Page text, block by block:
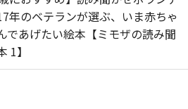
年のベテランが選ぶ、いま赤ちゃ
であげたい絵本【ミモザの読み聞
1】